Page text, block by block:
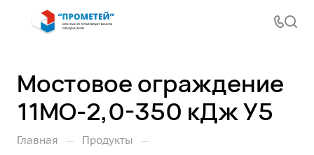
Мостовое ограждение
11МО-2,0-350 кДж У5
Главная — Продукты —